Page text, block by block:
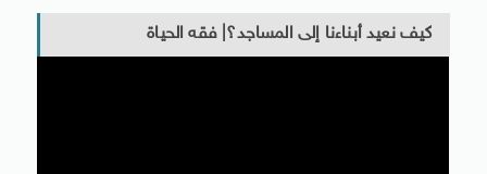
كيف نعيد أبناءنا إلى المساجد؟| فقه الحياة